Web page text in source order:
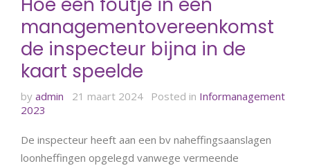
managementovereenkomst
de inspecteur bijna in de
kaart speelde
by admin 21 maart 2024 Posted in Informanagement
2023
De inspecteur heeft aan een bv naheffingsaanslagen
loonheffingen opgelegd vanwege vermeende